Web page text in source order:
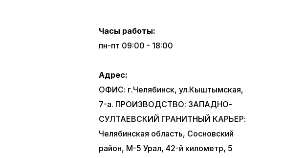
Часы работы:
пн-пт 09:00 - 18:00
Адрес:
ОФИС: г.Челябинск, ул.Кыштымская,
7-а. ПРОИЗВОДСТВО: ЗАПАДНО-
СУЛТАЕВСКИЙ ГРАНИТНЫЙ КАРЬЕР:
Челябинская область, Сосновский
район, М-5 Урал, 42-й километр, 5